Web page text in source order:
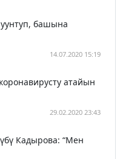
башына
14.07.2020 15:19
атайын
29.02.2020 23:43
Кадырова: “Мен